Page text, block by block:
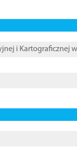
i Kartograficznej